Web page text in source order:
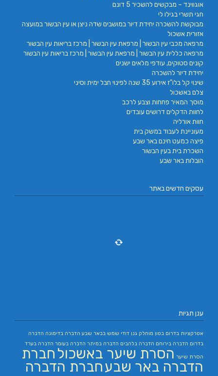
אוגווינד – מבקשים להשכיר 5 דונם
חגי תשרי בגילו לי
מבוקשת להשכרה יחידת דיור במושבים שדה ניצן או עין הבשור במועצה
אזורית אשכול
מרפאה מכבי עין הבשור | מרפאת עין הבשור | מרכז בריאות עין הבשור
מרפאה כללית עין הבשור | מרפאת עין הבשור | מרכז בריאות עין הבשור
קונים סטוקים, עודפי מלאים ישנים
יחידת דיור להשכרה
שינוי קל בלו"ז אירוע 35 שנה לפינוי חבל ימית וסיני
צלם באשכול
מוסך המאיר פחחות וצבע לרכב
לחוות הדקלים דרושים עובדים
חוות אורליה
מעוניינת לעבוד במשק בית
פיצה כמעט חינם באר שבע
השכרת בית בעין הבשור
הובלות באר שבע
עסקים חדשים באתר
ענן תגיות
אטרקציות בדרום בטון מוחלק גנן דודי שמש בבאר שבע הדברה בדימונה הדברה
בדרום הדברה בירוחם הדברה בלהבים הדברה במיתר הדברה בעומר הדברה בערד
הסרת שיער הסרת שיער באשכול חברת
הדברה באר שבעחברת הדברה